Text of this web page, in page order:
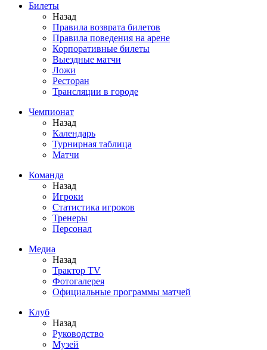
Билеты
Назад
Правила возврата билетов
Правила поведения на арене
Корпоративные билеты
Выездные матчи
Ложи
Ресторан
Трансляции в городе
Чемпионат
Назад
Календарь
Турнирная таблица
Матчи
Команда
Назад
Игроки
Статистика игроков
Тренеры
Персонал
Медиа
Назад
Трактор TV
Фотогалерея
Официальные программы матчей
Клуб
Назад
Руководство
Музей